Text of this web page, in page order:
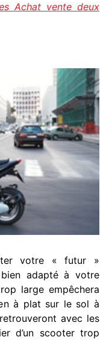
Achat vente deux
votre « futur »
bien adapté à votre
large empêchera
à plat sur le sol à
avec les
d’un scooter trop